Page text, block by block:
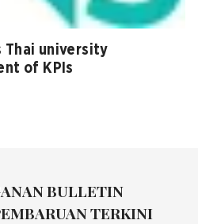
Thai university
of KPIs
BULLETIN
TERKINI